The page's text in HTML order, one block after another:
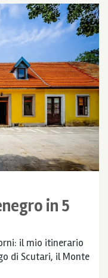
in 5
il mio itinerario
di Scutari, il Monte